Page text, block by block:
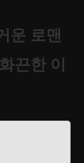
운 로맨
끈한 이